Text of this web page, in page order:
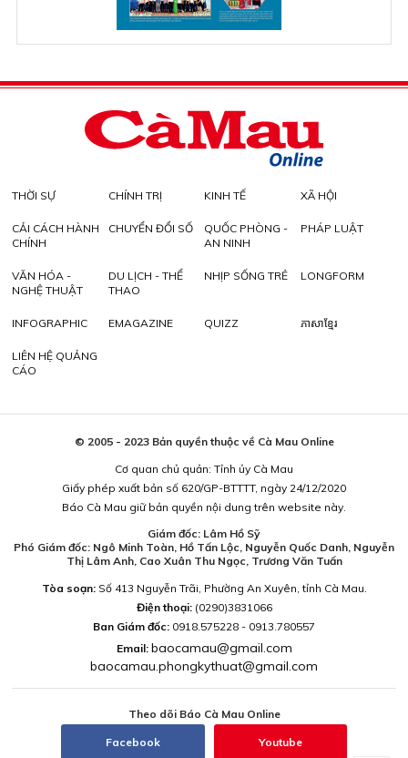
THỜI SỰ CHÍNH TRỊ KINH TẾ XÃ HỘI
CẢI CÁCH HÀNH
CHÍNH
CHUYỂN ĐỔI SỐ
QUỐC PHÒNG -
AN NINH
PHÁP LUẬT
VĂN HÓA -
NGHỆ THUẬT
DU LỊCH - THỂ
THAO
NHỊP SỐNG TRẺ LONGFORM
INFOGRAPHIC EMAGAZINE QUIZZ ភាសាខ្មែរ
LIÊN HỆ QUẢNG
CÁO
© 2005 - 2023 Bản quyền thuộc về Cà Mau Online
Cơ quan chủ quản: Tỉnh ủy Cà Mau
Giấy phép xuất bản số 620/GP-BTTTT, ngày 24/12/2020
Báo Cà Mau giữ bản quyền nội dung trên website này.
Giám đốc: Lâm Hồ Sỹ
Phó Giám đốc: Ngô Minh Toàn, Hồ Tấn Lộc, Nguyễn Quốc Danh, Nguyễn
Thị Lâm Anh, Cao Xuân Thu Ngọc, Trương Văn Tuấn
Tòa soạn:Số 413 Nguyễn Trãi, Phường An Xuyên, tỉnh Cà Mau.
Điện thoại: (0290)3831066
Ban Giám đốc: 0918.575228 - 0913.780557
Email: baocamau@gmail.com
baocamau.phongkythuat@gmail.com
Theo dõi Báo Cà Mau Online
Facebook Youtube